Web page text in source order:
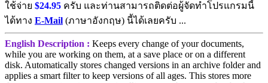
ใช้จ่าย $24.95 ครับ และท่านสามารถติดต่อผู้จัดทำโปรแกรมนี้
ได้ทาง E-Mail (ภาษาอังกฤษ) นี้ได้เลยครับ ...
English Description : Keeps every change of your documents,
while you are working on them, at a save place or on a different
disk. Automatically stores changed versions in an archive folder and
applies a smart filter to keep versions of all ages. This stores more